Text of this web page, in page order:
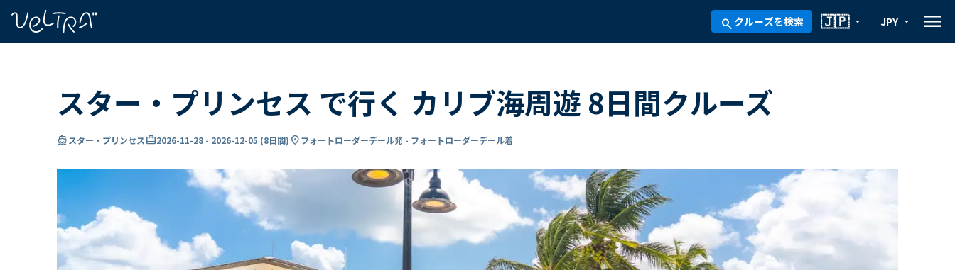
search クルーズを検索 arrow_drop_down
🇯🇵 arrow_drop_down
JPY menu
スター・プリンセス で行く カリブ海周遊 8日間クルーズ
directions_boat スター・プリンセスcard_travel2026-11-28 - 2026-12-05 (8日間) location_onフォートローダーデール発 - フォートローダーデール着